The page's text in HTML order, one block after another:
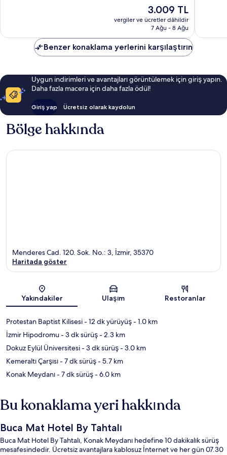
yorum
Güncel
fiyat:
3.009 TL
3.009 TL
vergiler ve ücretler dâhildir
7 Ağu - 8 Ağu
yorum
Benzer konaklama yerlerini karşılaştırın
Uygun indirimleri ve avantajları görüntülemek için giriş yapın.
Daha fazla macera için daha fazla ödül!
Giriş yap Ücretsiz olarak kaydolun
Bölge hakkında
Harita
Menderes Cad. 120. Sok. No.: 3, İzmir, 35370
Haritada göster
Yakındakiler Ulaşım Restoranlar
Protestan Baptist Kilisesi- 12 dk yürüyüş- 1.0 km
İzmir Hipodromu- 3 dk sürüş- 2.3 km
Dokuz Eylül Üniversitesi- 3 dk sürüş- 3.0 km
Kemeraltı Çarşısı- 7 dk sürüş- 5.7 km
Konak Meydanı- 7 dk sürüş- 6.0 km
Bu konaklama yeri hakkında
Buca Mat Hotel By Tahtalı
Buca Mat Hotel By Tahtalı, Konak Meydanı hedefine 10 dakikalık sürüş
mesafesindedir. Ücretsiz avantajlara kablosuz İnternet ve her gün 07.30